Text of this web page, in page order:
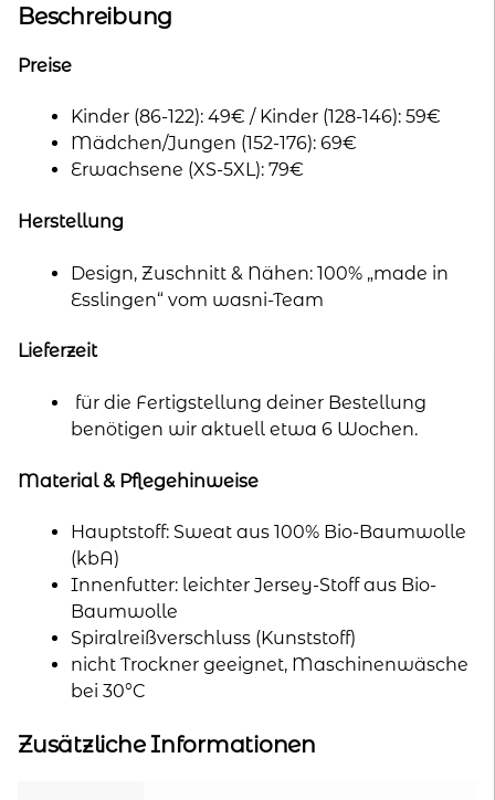
Beschreibung
Preise
Kinder (86-122): 49€ / Kinder (128-146): 59€
Mädchen/Jungen (152-176): 69€
Erwachsene (XS-5XL): 79€
Herstellung
Design, Zuschnitt & Nähen: 100% „made in
Esslingen“ vom wasni-Team
Lieferzeit
für die Fertigstellung deiner Bestellung
benötigen wir aktuell etwa 6 Wochen.
Material & Pflegehinweise
Hauptstoff: Sweat aus 100% Bio-Baumwolle
(kbA)
Innenfutter: leichter Jersey-Stoff aus Bio-
Baumwolle
Spiralreißverschluss (Kunststoff)
nicht Trockner geeignet, Maschinenwäsche
bei 30°C
Zusätzliche Informationen